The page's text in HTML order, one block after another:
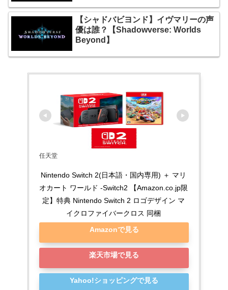
【シャドバビヨンド】イヴマリーの声
優は誰？【Shadowverse: Worlds
Beyond】
任天堂
Nintendo Switch 2(日本語・国内専用) ＋ マリ
オカート ワールド -Switch2 【Amazon.co.jp限
定】特典 Nintendo Switch 2 ロゴデザイン マ
イクロファイバークロス 同梱
Amazonで見る
楽天市場で見る
Yahoo!ショッピングで見る